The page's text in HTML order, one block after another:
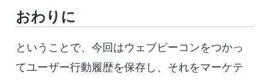
おわりに
ということで、今回はウェブビーコンをつかっ
てユーザー行動履歴を保存し、それをマーケテ